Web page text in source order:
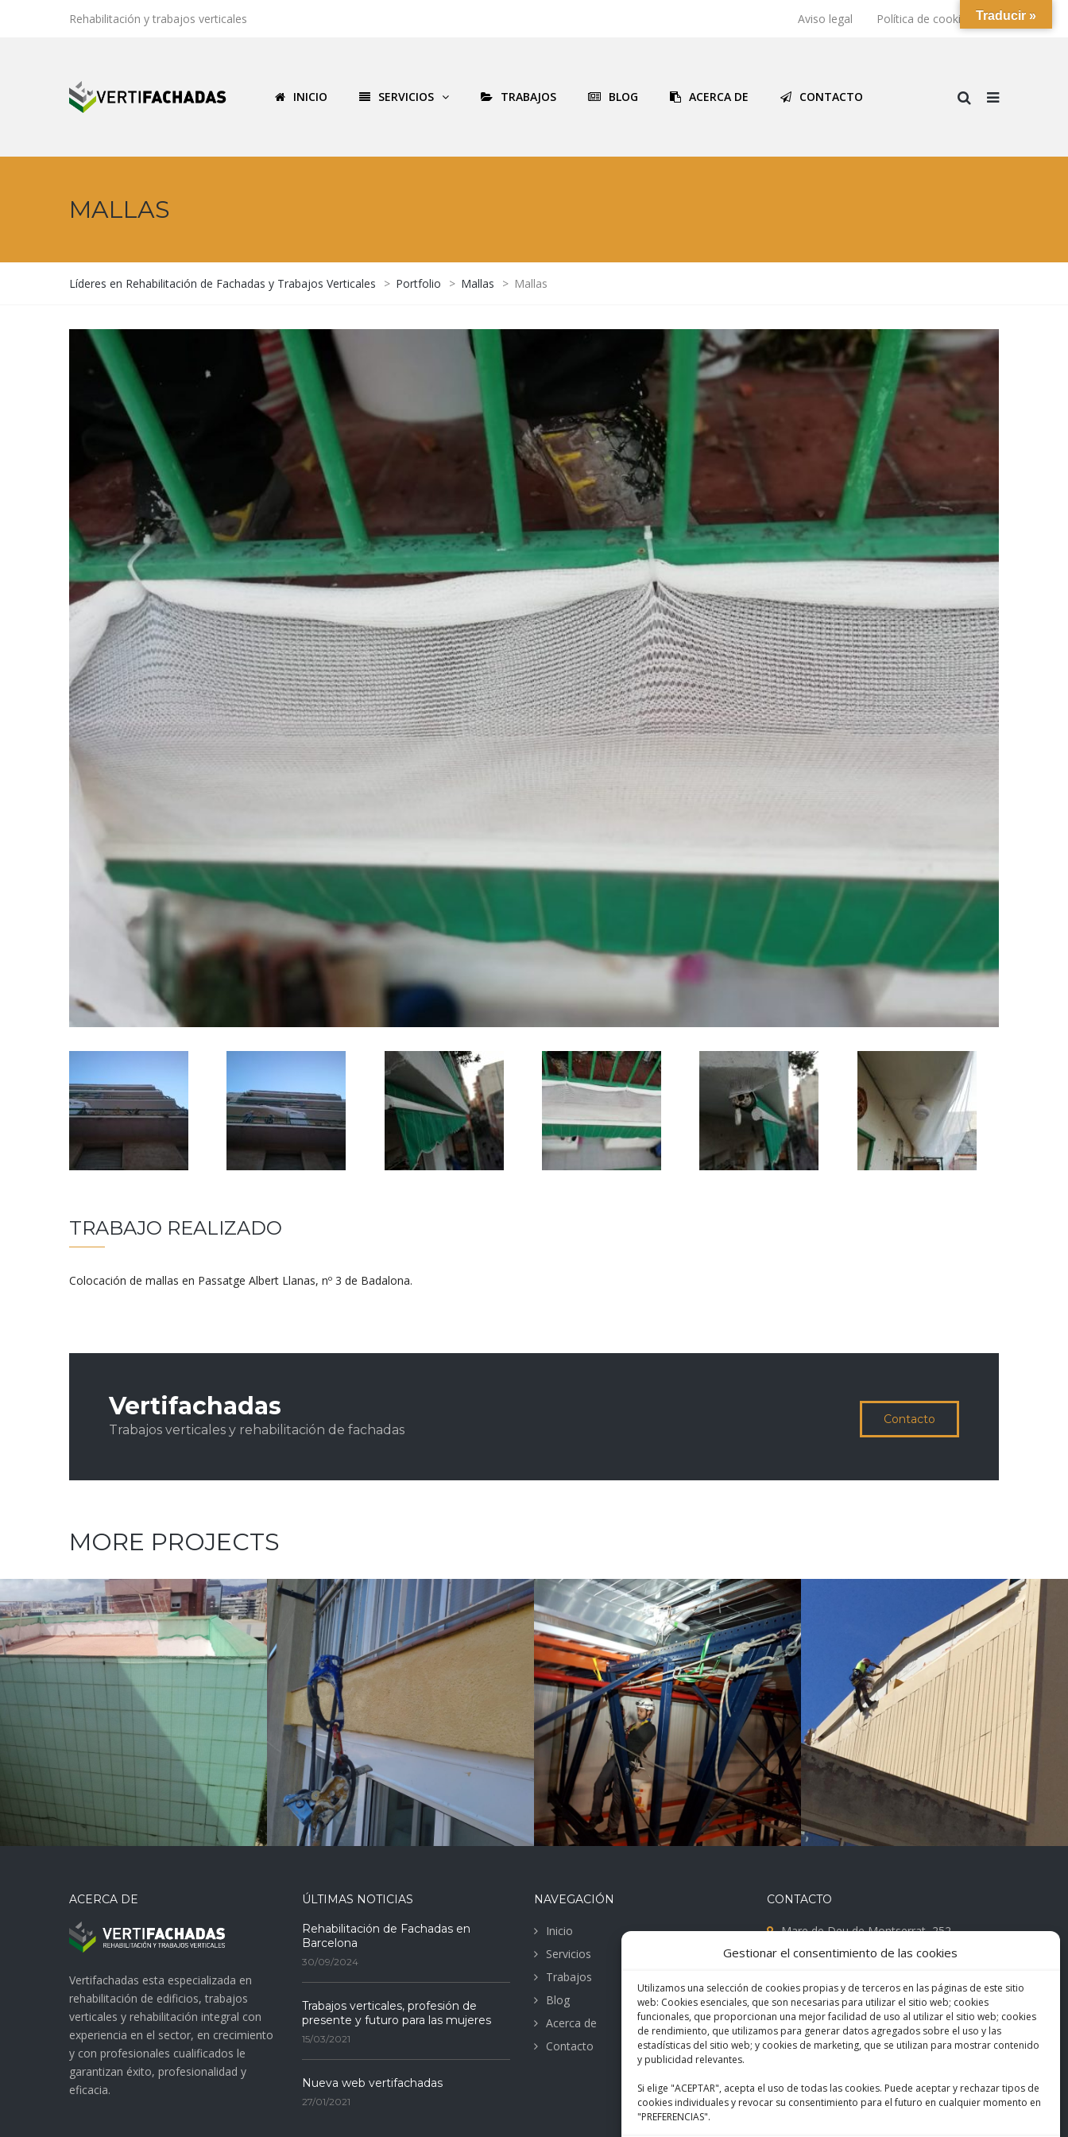
Gestionar el consentimiento de las cookies
Utilizamos una selección de cookies propias y de terceros en las páginas de este sitio
web: Cookies esenciales, que son necesarias para utilizar el sitio web; cookies
funcionales, que proporcionan una mejor facilidad de uso al utilizar el sitio web; cookies
de rendimiento, que utilizamos para generar datos agregados sobre el uso y las
estadísticas del sitio web; y cookies de marketing, que se utilizan para mostrar contenido
y publicidad relevantes.
Si elige "ACEPTAR", acepta el uso de todas las cookies. Puede aceptar y rechazar tipos de
cookies individuales y revocar su consentimiento para el futuro en cualquier momento en
"PREFERENCIAS".
Rehabilitación y trabajos verticales Aviso legal Política de cookies
INICIO SERVICIOS TRABAJOS BLOG ACERCA DE CONTACTO
MALLAS
Líderes en Rehabilitación de Fachadas y Trabajos Verticales > Portfolio > Mallas > Mallas
TRABAJO REALIZADO
Colocación de mallas en Passatge Albert Llanas, nº 3 de Badalona.
Contacto
Vertifachadas
Trabajos verticales y rehabilitación de fachadas
MORE PROJECTS
Cantos de balcón Colocación de anclajes
SEGURIDAD / TABIQUES
Tabique pluvial
ACERCA DE
Vertifachadas esta especializada en
rehabilitación de edificios, trabajos
verticales y rehabilitación integral con
experiencia en el sector, en crecimiento
y con profesionales cualificados le
garantizan éxito, profesionalidad y
eficacia.
ÚLTIMAS NOTICIAS
Rehabilitación de Fachadas en
Barcelona
30/09/2024
Trabajos verticales, profesión de
presente y futuro para las mujeres
15/03/2021
Nueva web vertifachadas
27/01/2021
NAVEGACIÓN
Inicio
Servicios
Trabajos
Blog
Acerca de
Contacto
CONTACTO
Mare de Deu de Montserrat, 252
08041 Barcelona
M. 685 488 135 | 674 346 450
F. 932 198 019
info@vertifachadas.com
Aviso legal
Traducir »